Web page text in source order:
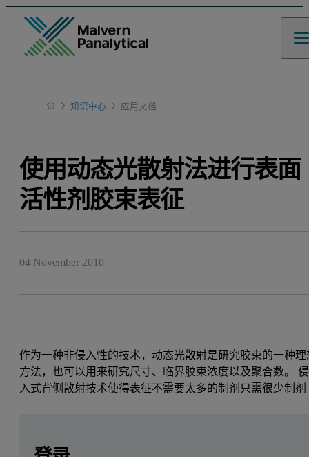
Home
Learn
知识中心 应用文档
使用动态光散射法进行表面
活性剂胶束表征
04 November 2010
作为一种非侵入性的技术，动态光散射是研究胶束的一种理
方法，也可以用来研究尺寸、临界胶束浓度以及聚合数。 侵
入式背侧散射技术使得表征不需要太多的制剂只需很少制剂